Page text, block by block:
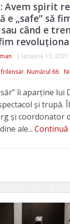
Avem spirit
e „safe” să
când e
| ianuarie 13, 2021
frilensar, Numărul 66
îi aparține lui
și trupă.
și coordonator
ale... Continuă